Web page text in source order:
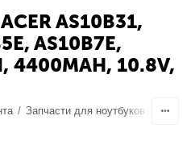
AS10B31,
AS10B7E,
4400MAH, 10.8V,
/ Запчасти для ноутбуков